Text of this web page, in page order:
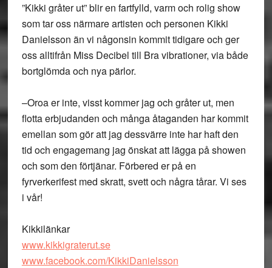
”Kikki gråter ut” blir en fartfylld, varm och rolig show
som tar oss närmare artisten och personen Kikki
Danielsson än vi någonsin kommit tidigare och ger
oss alltifrån Miss Decibel till Bra vibrationer, via både
bortglömda och nya pärlor.
–Oroa er inte, visst kommer jag och gråter ut, men
flotta erbjudanden och många åtaganden har kommit
emellan som gör att jag dessvärre inte har haft den
tid och engagemang jag önskat att lägga på showen
och som den förtjänar. Förbered er på en
fyrverkerifest med skratt, svett och några tårar. Vi ses
i vår!
Kikkilänkar
www.kikkigraterut.se
www.facebook.com/KikkiDanielsson